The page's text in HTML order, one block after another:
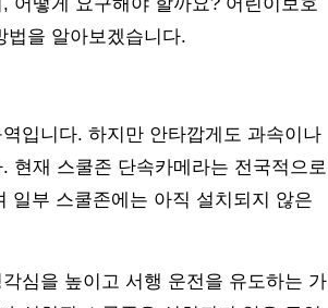
법을 알아보겠습니다.
입니다. 하지만 안타깝게도 과속이나
현재 스쿨존 단속카메라는 전국적으로
일부 스쿨존에는 아직 설치되지 않은
심을 높이고 서행 운전을 유도하는 가